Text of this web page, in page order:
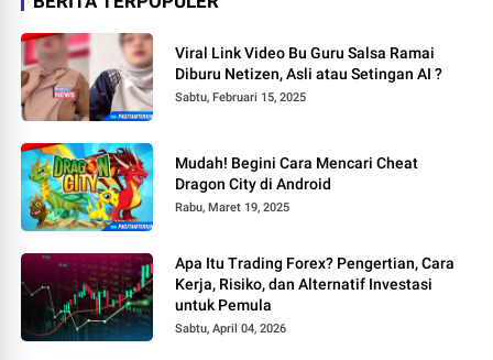
Viral Link Video Bu Guru Salsa Ramai
Diburu Netizen, Asli atau Setingan AI ?
Sabtu, Februari 15, 2025
Mudah! Begini Cara Mencari Cheat
Dragon City di Android
Rabu, Maret 19, 2025
Apa Itu Trading Forex? Pengertian, Cara
Kerja, Risiko, dan Alternatif Investasi
untuk Pemula
Sabtu, April 04, 2026